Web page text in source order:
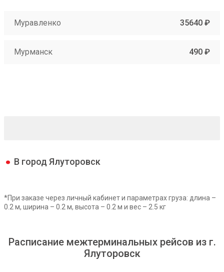
Муравленко 35640 ₽
Мурманск 490 ₽
В город Ялуторовск
*При заказе через личный кабинет и параметрах груза: длина –
0.2 м, ширина – 0.2 м, высота – 0.2 м и вес – 2.5 кг
Расписание межтерминальных рейсов из г.
Ялуторовск